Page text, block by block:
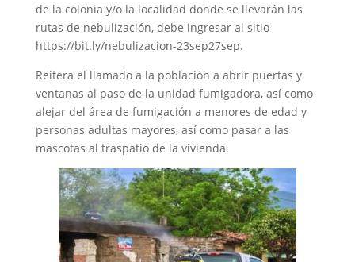
de la colonia y/o la localidad donde se llevarán las
rutas de nebulización, debe ingresar al sitio
https://bit.ly/nebulizacion-23sep27sep.
Reitera el llamado a la población a abrir puertas y
ventanas al paso de la unidad fumigadora, así como
alejar del área de fumigación a menores de edad y
personas adultas mayores, así como pasar a las
mascotas al traspatio de la vivienda.